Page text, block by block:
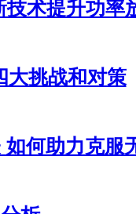
技术提升功率
大挑战和对策
何助力克服